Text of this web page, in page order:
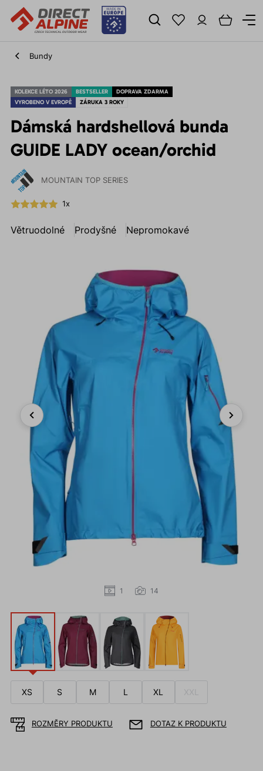
Bundy
KOLEKCE LÉTO 2026 BESTSELLER
DOPRAVA ZDARMA
VYROBENO V EVROPĚ
ZÁRUKA 3 ROKY
Dámská hardshellová bunda
GUIDE LADY ocean/orchid
MOUNTAIN TOP SERIES
1x
Větruodolné Prodyšné Nepromokavé
Previous Next
1 14
XS S M L XL XXL
ROZMĚRY PRODUKTU DOTAZ K PRODUKTU